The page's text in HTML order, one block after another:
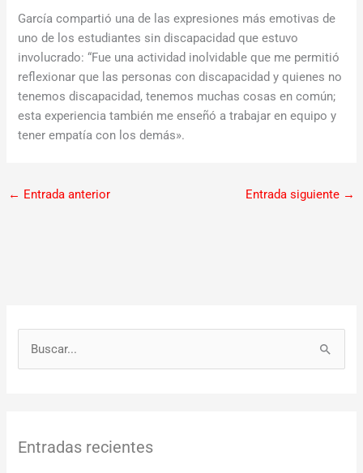
García compartió una de las expresiones más emotivas de
uno de los estudiantes sin discapacidad que estuvo
involucrado: “Fue una actividad inolvidable que me permitió
reflexionar que las personas con discapacidad y quienes no
tenemos discapacidad, tenemos muchas cosas en común;
esta experiencia también me enseñó a trabajar en equipo y
tener empatía con los demás».
← Entrada anterior Entrada siguiente →
a
Entradas recientes